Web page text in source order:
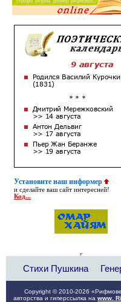
Установите наш информер
и сделайте ваш сайт интересней!
Код...
Стихи Пушкина
Copyright © 2010-2026
авторства и гиперссылка на www.